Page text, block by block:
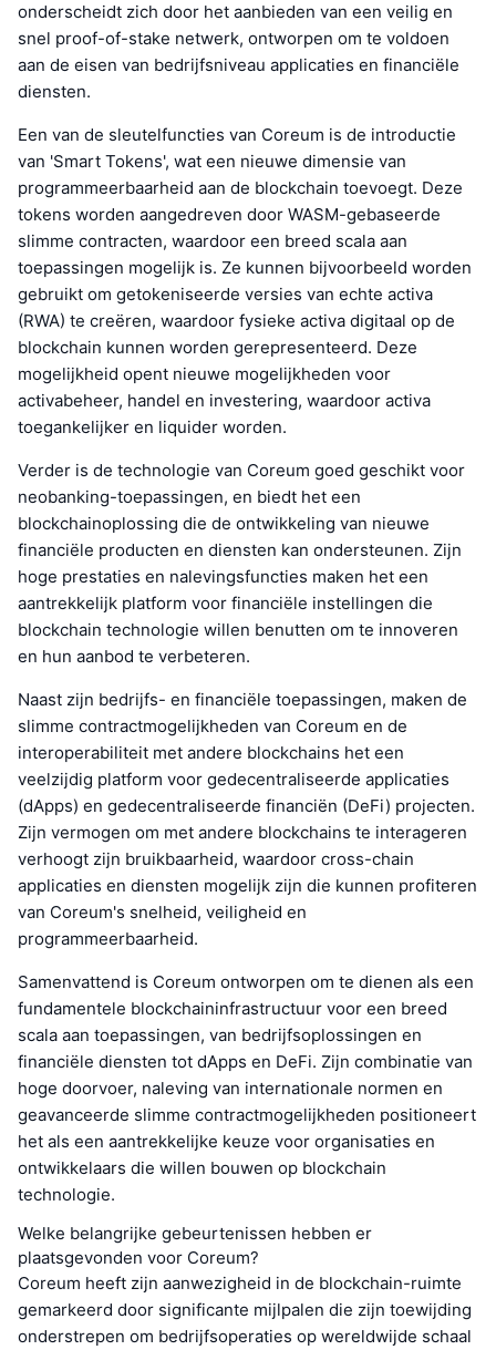
onderscheidt zich door het aanbieden van een veilig en
snel proof-of-stake netwerk, ontworpen om te voldoen
aan de eisen van bedrijfsniveau applicaties en financiële
diensten.
Een van de sleutelfuncties van Coreum is de introductie
van 'Smart Tokens', wat een nieuwe dimensie van
programmeerbaarheid aan de blockchain toevoegt. Deze
tokens worden aangedreven door WASM-gebaseerde
slimme contracten, waardoor een breed scala aan
toepassingen mogelijk is. Ze kunnen bijvoorbeeld worden
gebruikt om getokeniseerde versies van echte activa
(RWA) te creëren, waardoor fysieke activa digitaal op de
blockchain kunnen worden gerepresenteerd. Deze
mogelijkheid opent nieuwe mogelijkheden voor
activabeheer, handel en investering, waardoor activa
toegankelijker en liquider worden.
Verder is de technologie van Coreum goed geschikt voor
neobanking-toepassingen, en biedt het een
blockchainoplossing die de ontwikkeling van nieuwe
financiële producten en diensten kan ondersteunen. Zijn
hoge prestaties en nalevingsfuncties maken het een
aantrekkelijk platform voor financiële instellingen die
blockchain technologie willen benutten om te innoveren
en hun aanbod te verbeteren.
Naast zijn bedrijfs- en financiële toepassingen, maken de
slimme contractmogelijkheden van Coreum en de
interoperabiliteit met andere blockchains het een
veelzijdig platform voor gedecentraliseerde applicaties
(dApps) en gedecentraliseerde financiën (DeFi) projecten.
Zijn vermogen om met andere blockchains te interageren
verhoogt zijn bruikbaarheid, waardoor cross-chain
applicaties en diensten mogelijk zijn die kunnen profiteren
van Coreum's snelheid, veiligheid en
programmeerbaarheid.
Samenvattend is Coreum ontworpen om te dienen als een
fundamentele blockchaininfrastructuur voor een breed
scala aan toepassingen, van bedrijfsoplossingen en
financiële diensten tot dApps en DeFi. Zijn combinatie van
hoge doorvoer, naleving van internationale normen en
geavanceerde slimme contractmogelijkheden positioneert
het als een aantrekkelijke keuze voor organisaties en
ontwikkelaars die willen bouwen op blockchain
technologie.
Welke belangrijke gebeurtenissen hebben er
plaatsgevonden voor Coreum?
Coreum heeft zijn aanwezigheid in de blockchain-ruimte
gemarkeerd door significante mijlpalen die zijn toewijding
onderstrepen om bedrijfsoperaties op wereldwijde schaal